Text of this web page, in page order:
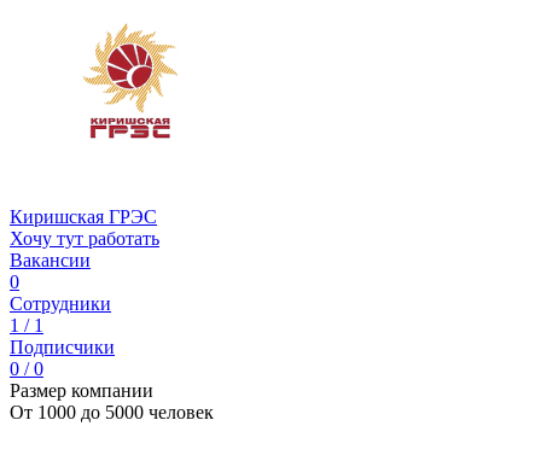
Киришская ГРЭС
Хочу тут работать
Вакансии
0
Сотрудники
1 / 1
Подписчики
0 / 0
Размер компании
От 1000 до 5000 человек